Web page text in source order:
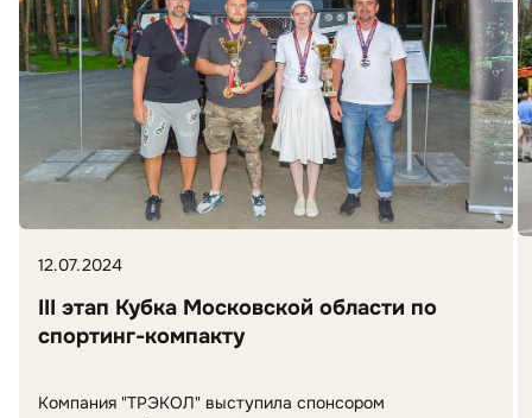
12.07.2024
III этап Кубка Московской области по
спортинг-компакту
Компания "ТРЭКОЛ" выступила спонсором